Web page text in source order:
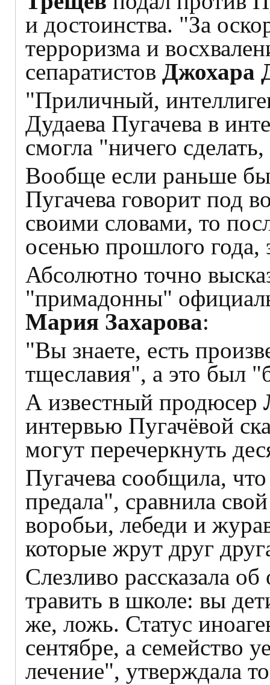
и достоинства. "За
терроризма и
сепаратистов Джохара
"Приличный,
Дудаева Пугачева в
смогла "ничего
Вообще если раньше
Пугачева говорит под
своими словами, то
осенью прошлого года,
Абсолютно точно
"примадонны"
Мария Захарова:
"Вы знаете, есть
тщеславия", а это был
А известный продюсер
интервью Пугачёвой
могут перечеркнуть
Пугачева сообщила,
предала", сравнила
воробьи, лебеди и
которые жрут друг
Слезливо рассказала
травить в школе: вы
же, ложь. Статус
сентябре, а семейство
лечение", утверждала